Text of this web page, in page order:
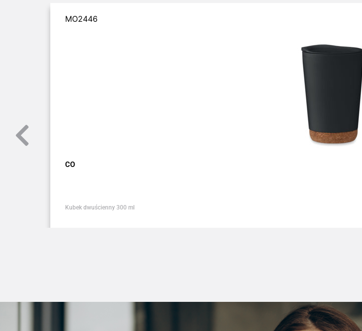
MO2446
CO
Kubek dwuścienny 300 ml